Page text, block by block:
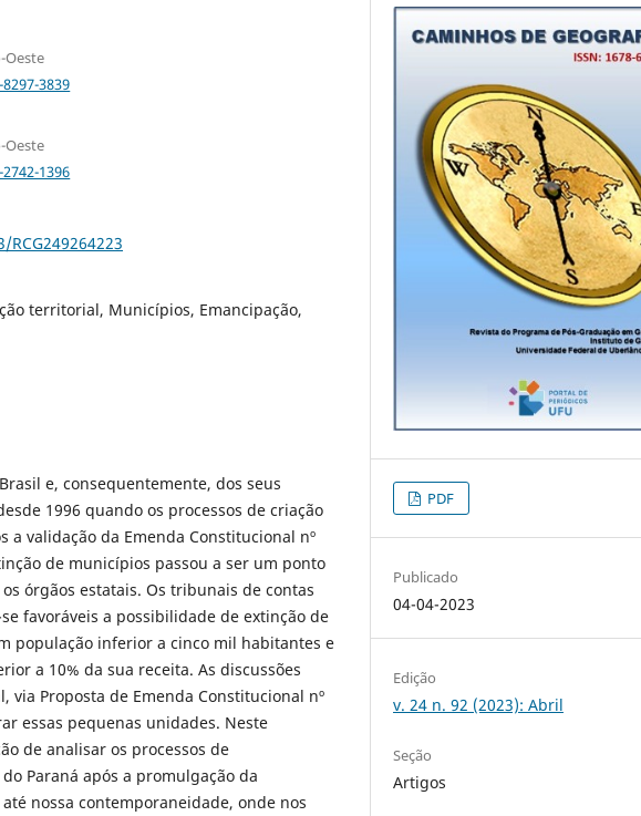
Oeste
3839
Oeste
1396
territorial, Municípios, Emancipação,
e, consequentemente, dos seus
1996 quando os processos de criação
a validação da Emenda Constitucional nº
de municípios passou a ser um ponto
órgãos estatais. Os tribunais de contas
favoráveis a possibilidade de extinção de
população inferior a cinco mil habitantes e
a 10% da sua receita. As discussões
via Proposta de Emenda Constitucional nº
essas pequenas unidades. Neste
de analisar os processos de
Paraná após a promulgação da
nossa contemporaneidade, onde nos
PDF
Publicado
04-04-2023
Edição
v. 24 n. 92 (2023): Abril
Seção
Artigos